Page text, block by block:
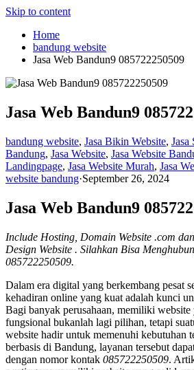
Skip to content
Home
bandung website
Jasa Web Bandun9 085722250509
Jasa Web Bandun9
bandung website, Jasa Bikin Website, Jasa
Bandung, Jasa Website, Jasa Website
Landingpage, Jasa Website Murah, Jasa
website bandung·September 26, 2024
Jasa Web Bandun9
Include Hosting, Domain Website .com
Design Website . Silahkan Bisa
085722250509.
Dalam era digital yang berkembang pesat
kehadiran online yang kuat adalah kunci
Bagi banyak perusahaan, memiliki website
fungsional bukanlah lagi pilihan, tetapi
website hadir untuk memenuhi kebutuhan
berbasis di Bandung, layanan tersebut
dengan nomor kontak 085722250509.